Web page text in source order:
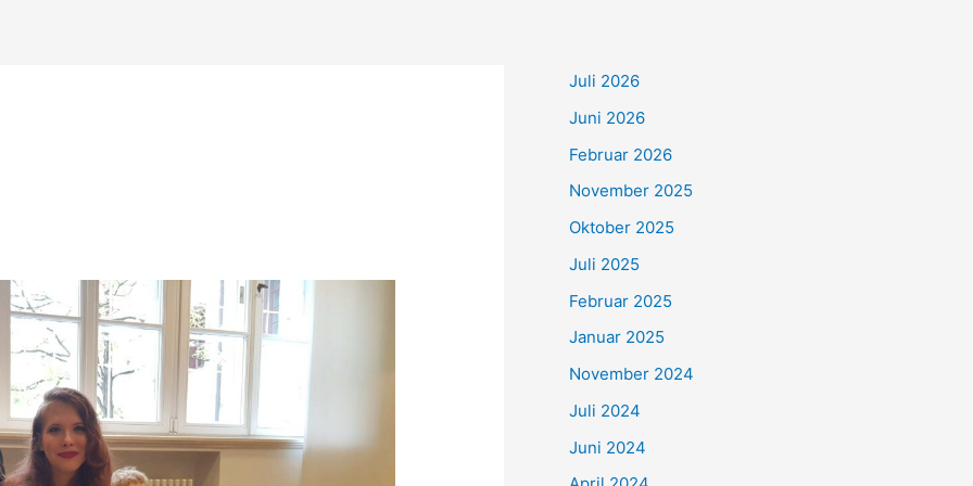
Juli 2026
Juni 2026
Februar 2026
November 2025
Oktober 2025
Juli 2025
Februar 2025
Januar 2025
November 2024
Juli 2024
Juni 2024